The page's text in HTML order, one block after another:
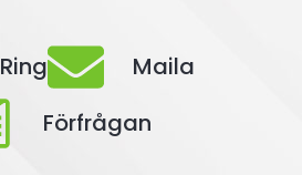
Ring
Maila
Förfrågan